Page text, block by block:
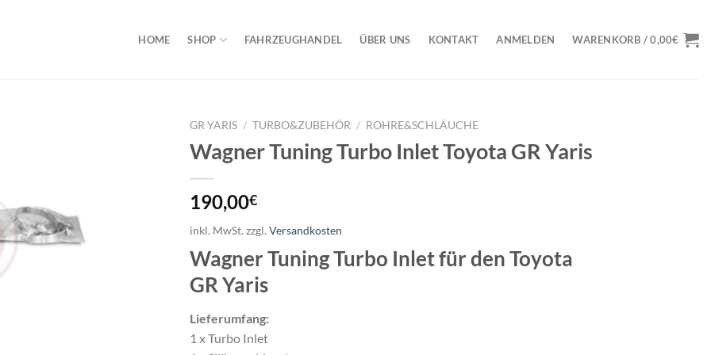
HOME SHOP FAHRZEUGHANDEL ÜBER UNS KONTAKT ANMELDEN WARENKORB /0,00€
GR YARIS / TURBO&ZUBEHÖR / ROHRE&SCHLÄUCHE
Wagner Tuning Turbo Inlet Toyota GR Yaris
190,00€
inkl. MwSt. zzgl. Versandkosten
Wagner Tuning Turbo Inlet für den Toyota
GR Yaris
Lieferumfang:
1 x Turbo Inlet